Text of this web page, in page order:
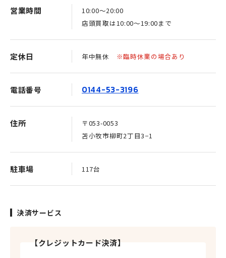
営業時間
10:00〜20:00
店頭買取は10:00〜19:00まで
定休日 年中無休 ※臨時休業の場合あり
電話番号 0144-53-3196
住所
〒053-0053
苫小牧市柳町2丁目3−1
駐車場 117台
決済サービス
【クレジットカード決済】